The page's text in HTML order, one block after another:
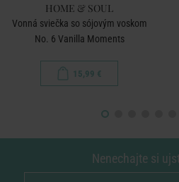
HOME & SOUL
Vonná sviečka so sójovým voskom
No. 6 Vanilla Moments
15,99 €
Nenechajte si